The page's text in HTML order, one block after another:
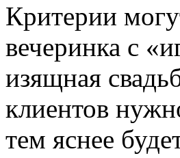
Критерии
вечеринка с
изящная
клиентов
тем яснее